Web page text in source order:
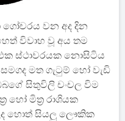
ගෝචරය වන අද දින
විවාහ වූ අය තම
ස්ථාවරයක නොසිටිය
මත ගැටුම් හෝ වැඩි
සිතුවිලි චංචල විම
හෝ මිත්‍ර රාශියක
හොත් සියලු ලෞකික